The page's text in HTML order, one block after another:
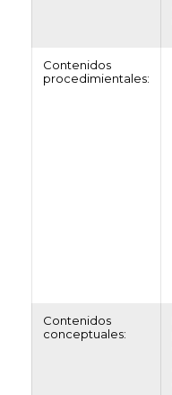
Contenidos
procedimientales:
Contenidos
conceptuales: